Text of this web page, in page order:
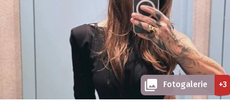
Fotogalerie +3